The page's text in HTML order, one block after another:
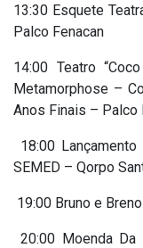
13:30 Esquete
Palco Fenacan
14:00 Teatro
Metamorphose –
Anos Finais – Palco
18:00
SEMED – Qorpo
19:00 Bruno e
20:00 Moenda Da